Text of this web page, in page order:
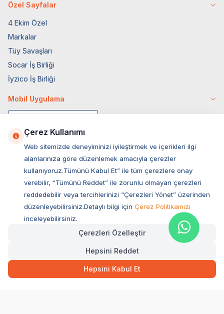
Özel Sayfalar
4 Ekim Özel
Markalar
Tüy Savaşları
Socar İş Birliği
İyzico İş Birliği
Mobil Uygulama
Müşteri Hizmetleri
Sıkça Sorulan Sorular
Ovacık Mah. Hacıoğlu Sok. No:13 Başiskele / KOCAELİ
Müşteri Destek Hattı
Çerez Kullanımı
Web sitemizde deneyiminizi iyileştirmek ve içerikleri ilgi
alanlarınıza göre düzenlemek amacıyla çerezler
kullanıyoruz.Tümünü Kabul Et” ile tüm çerezlere onay
verebilir, “Tümünü Reddet” ile zorunlu olmayan çerezleri
reddedebilir veya tercihlerinizi “Çerezleri Yönet” üzerinden
düzenleyebilirsiniz.Detaylı bilgi için Çerez Politikamızı
inceleyebilirsiniz.
Çerezleri Özelleştir
Hepsini Reddet
Hepsini Kabul Et